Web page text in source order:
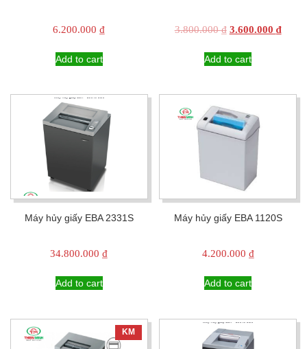
6.200.000₫
Add to cart
3.800.000₫ Original
was:
3.600.000 ₫
Add to cart
Máy hủy giấy EBA 2331S
34.800.000₫
Add to cart
Máy hủy giấy EBA 1120S
4.200.000 ₫
Add to cart
KM